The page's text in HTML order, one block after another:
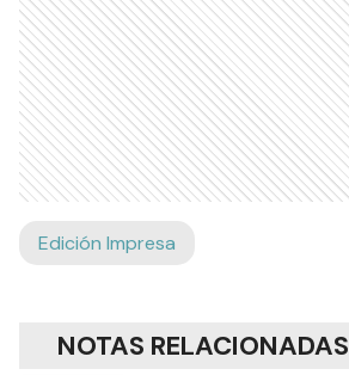
Edición Impresa
NOTAS RELACIONADAS